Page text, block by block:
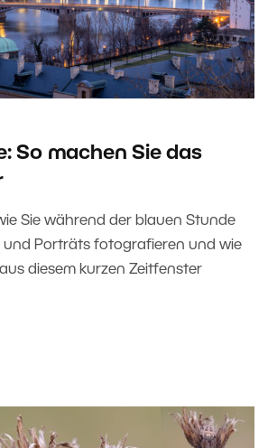
So machen Sie das
Sie während der blauen Stunde
Porträts fotografieren und wie
diesem kurzen Zeitfenster